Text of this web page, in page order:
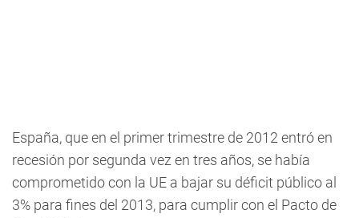
España, que en el primer trimestre de 2012 entró en
recesión por segunda vez en tres años, se había
comprometido con la UE a bajar su déficit público al
3% para fines del 2013, para cumplir con el Pacto de